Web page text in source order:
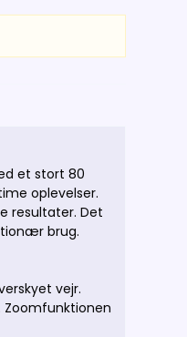
et stort 80
oplevelser.
resultater. Det
brug.
vejr.